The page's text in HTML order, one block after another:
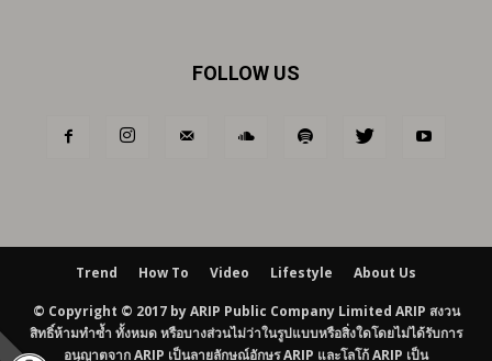
FOLLOW US
Trend How To Video Lifestyle About Us
© Copyright © 2017 by ARIP Public Company Limited ARIP สงวน
สิทธิ์ห้ามทำซ้ำ ทั้งหมด หรือบางส่วนไม่ว่าในรูปแบบหรือสิ่งใดโดยไม่ได้รับการ
อนุญาตจาก ARIP เป็นลายลักษณ์อักษร ARIP และโลโก้ ARIP เป็น